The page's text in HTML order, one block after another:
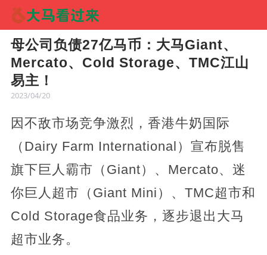
母公司负债27亿马币：大马Giant、
Mercato、Cold Storage、TMC江山
易主！
2023/04/20
因不敌市场竞争激烈，香港牛奶国际
（Dairy Farm International）宣布脱售
旗下巨人霸市（Giant）、Mercato、迷
你巨人超市（Giant Mini）、TMC超市和
Cold Storage食品业务，逐步退出大马
超市业务。